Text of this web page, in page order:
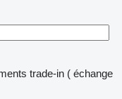
trade-in ( échange